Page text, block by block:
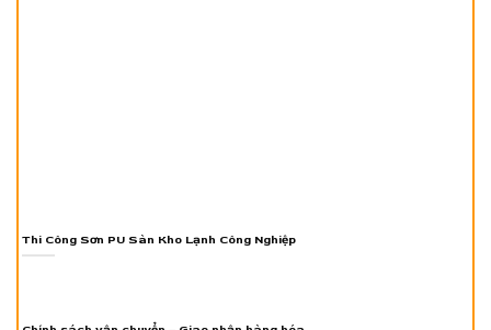
Thi Công Sơn PU Sàn Kho Lạnh Công Nghiệp